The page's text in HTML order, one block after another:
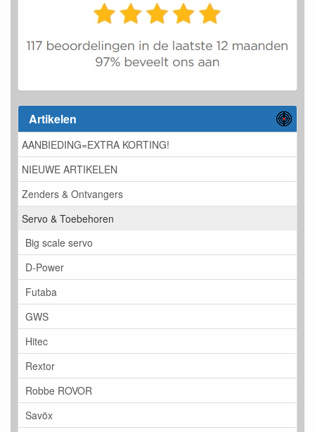
Artikelen
AANBIEDING=EXTRA KORTING!
NIEUWE ARTIKELEN
Zenders & Ontvangers
Servo & Toebehoren
Big scale servo
D-Power
Futaba
GWS
Hitec
Rextor
Robbe ROVOR
Savöx